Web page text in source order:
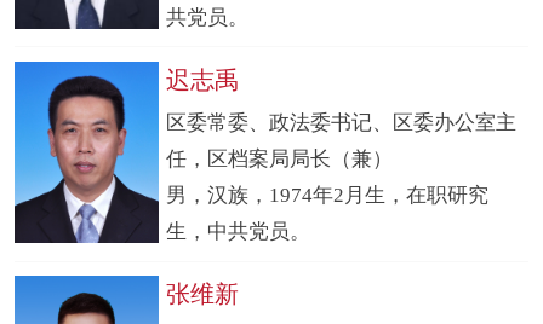
共党员。
迟志禹
区委常委、政法委书记、区委办公室主
任，区档案局局长（兼）
男，汉族，1974年2月生，在职研究
生，中共党员。
张维新